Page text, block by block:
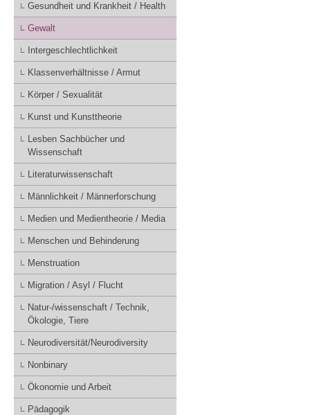
Gesundheit und Krankheit / Health
Gewalt
Intergeschlechtlichkeit
Klassenverhältnisse / Armut
Körper / Sexualität
Kunst und Kunsttheorie
Lesben Sachbücher und
Wissenschaft
Literaturwissenschaft
Männlichkeit / Männerforschung
Medien und Medientheorie / Media
Menschen und Behinderung
Menstruation
Migration / Asyl / Flucht
Natur-/wissenschaft / Technik,
Ökologie, Tiere
Neurodiversität/Neurodiversity
Nonbinary
Ökonomie und Arbeit
Pädagogik